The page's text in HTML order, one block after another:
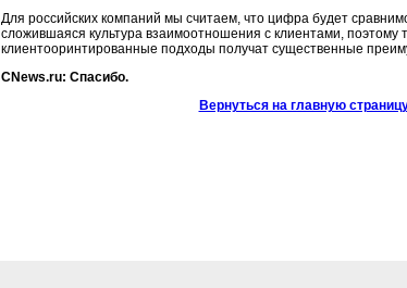
Для российских компаний мы считаем, что цифра будет
сложившаяся культура взаимоотношения с клиентами,
клиентооринтированные подходы получат существенные
CNews.ru: Спасибо.
Вернуться на главную